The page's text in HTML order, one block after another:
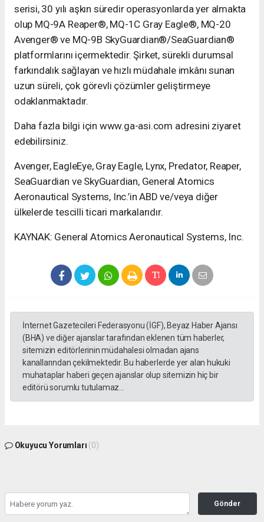
serisi, 30 yılı aşkın süredir operasyonlarda yer almakta
olup MQ-9A Reaper®, MQ-1C Gray Eagle®, MQ-20
Avenger® ve MQ-9B SkyGuardian®/SeaGuardian®
platformlarını içermektedir. Şirket, sürekli durumsal
farkındalık sağlayan ve hızlı müdahale imkânı sunan
uzun süreli, çok görevli çözümler geliştirmeye
odaklanmaktadır.
Daha fazla bilgi için www.ga-asi.com adresini ziyaret
edebilirsiniz.
Avenger, EagleEye, Gray Eagle, Lynx, Predator, Reaper,
SeaGuardian ve SkyGuardian, General Atomics
Aeronautical Systems, Inc.’in ABD ve/veya diğer
ülkelerde tescilli ticari markalarıdır.
KAYNAK: General Atomics Aeronautical Systems, Inc.
İnternet Gazetecileri Federasyonu (İGF), Beyaz Haber Ajansı
(BHA) ve diğer ajanslar tarafından eklenen tüm haberler,
sitemizin editörlerinin müdahalesi olmadan ajans
kanallarından çekilmektedir. Bu haberlerde yer alan hukuki
muhataplar haberi geçen ajanslar olup sitemizin hiç bir
editörü sorumlu tutulamaz...
Okuyucu Yorumları (0)
Gönder